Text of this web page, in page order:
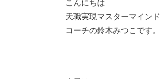
こんにちは
天職実現マスターマインド
コーチの鈴木みつこです。